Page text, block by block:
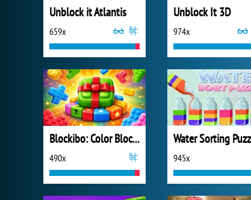
Unblock it Atlantis
659x
Unblock It 3D
974x
Blockibo: Color Blocks
490x
Water Sorting
945x